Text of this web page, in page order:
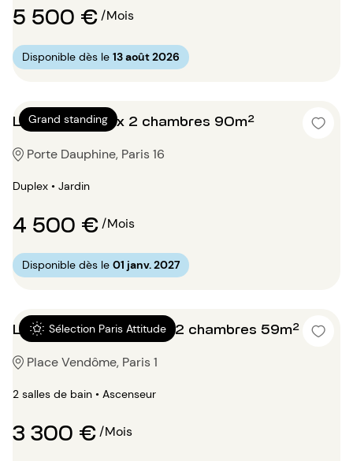
5 500 €/Mois
Disponible dès le 13 août 2026
Grand standing
Location Duplex 2 chambres 90m²
Porte Dauphine, Paris 16
Duplex • Jardin
4 500 €/Mois
Disponible dès le 01 janv. 2027
Sélection Paris Attitude
Location Appartement 2 chambres 59m²
Place Vendôme, Paris 1
2 salles de bain • Ascenseur
3 300 €/Mois